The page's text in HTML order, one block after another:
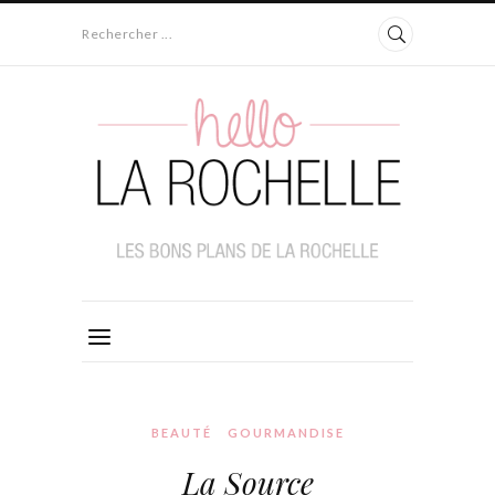
Rechercher ...
BEAUTÉ GOURMANDISE
La Source